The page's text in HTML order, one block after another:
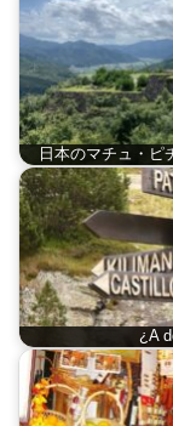
日本のマチュ・ピ
¿A